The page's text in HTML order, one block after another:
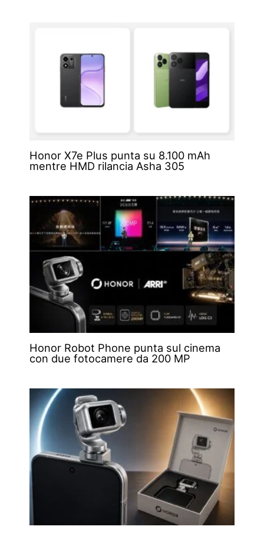
Honor X7e Plus punta su 8.100 mAh
mentre HMD rilancia Asha 305
Honor Robot Phone punta sul cinema
con due fotocamere da 200 MP